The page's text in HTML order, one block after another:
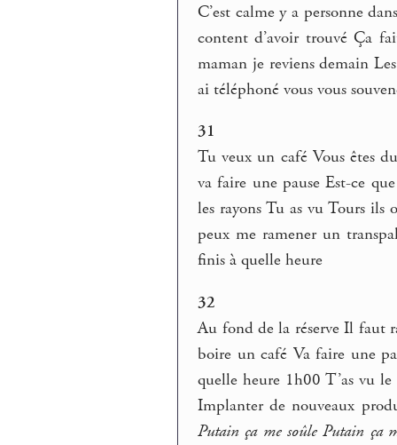
C’est calme y a personne
content d’avoir trouvé Ça
maman je reviens demain
ai téléphoné vous vous
31
Tu veux un café Vous êtes
va faire une pause Est-ce
les rayons Tu as vu Tours
peux me ramener un
finis à quelle heure
32
Au fond de la réserve Il faut
boire un café Va faire une
quelle heure 1h00 T’as vu
Implanter de nouveaux
Putain ça me soûle Putain ça